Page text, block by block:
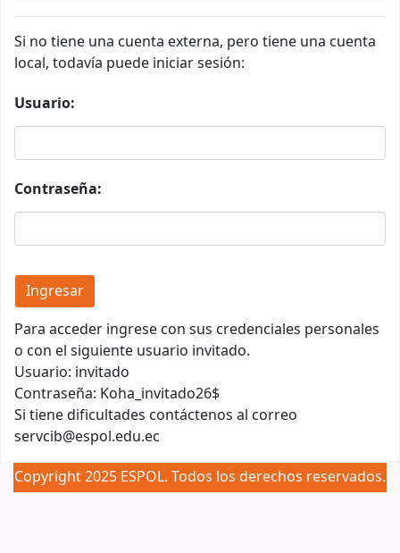
Si no tiene una cuenta externa, pero tiene una cuenta
local, todavía puede iniciar sesión:
Usuario:
Contraseña:
Para acceder ingrese con sus credenciales personales
o con el siguiente usuario invitado.
Usuario: invitado
Contraseña: Koha_invitado26$
Si tiene dificultades contáctenos al correo
servcib@espol.edu.ec
Copyright 2025 ESPOL. Todos los derechos reservados.